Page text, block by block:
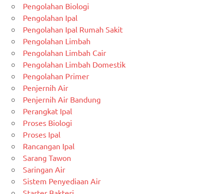
Pengolahan Biologi
Pengolahan Ipal
Pengolahan Ipal Rumah Sakit
Pengolahan Limbah
Pengolahan Limbah Cair
Pengolahan Limbah Domestik
Pengolahan Primer
Penjernih Air
Penjernih Air Bandung
Perangkat Ipal
Proses Biologi
Proses Ipal
Rancangan Ipal
Sarang Tawon
Saringan Air
Sistem Penyediaan Air